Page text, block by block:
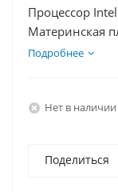
Процессор
Материнская
RTX 4090
Подробнее
Нет в наличии
Поделиться